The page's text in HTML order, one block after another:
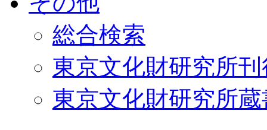
総合検索
東京文化財研究所
東京文化財研究所